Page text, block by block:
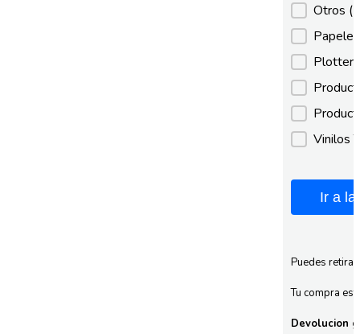
Otros
Vinilos
Ir a la
Puedes
Tu compra
Devolucion